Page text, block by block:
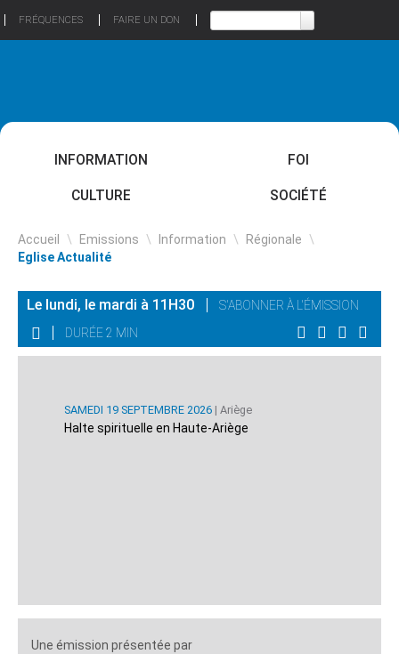
FRÉQUENCES FAIRE UN DON
INFORMATION FOI
CULTURE SOCIÉTÉ
Accueil \ Emissions \ Information \ Régionale \
Eglise Actualité
Le lundi, le mardi à 11H30
S'ABONNER À L'ÉMISSION
DURÉE 2 MIN
SAMEDI 19 SEPTEMBRE 2026 | Ariège
Halte spirituelle en Haute-Ariège
Une émission présentée par